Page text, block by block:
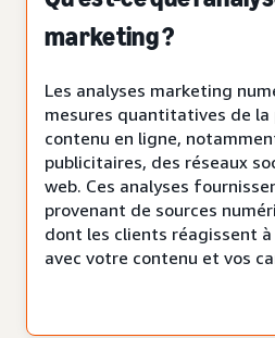
marketing ?
Les analyses marketing
mesures quantitatives de
contenu en ligne,
publicitaires, des réseaux
web. Ces analyses
provenant de sources
dont les clients réagissent
avec votre contenu et vos